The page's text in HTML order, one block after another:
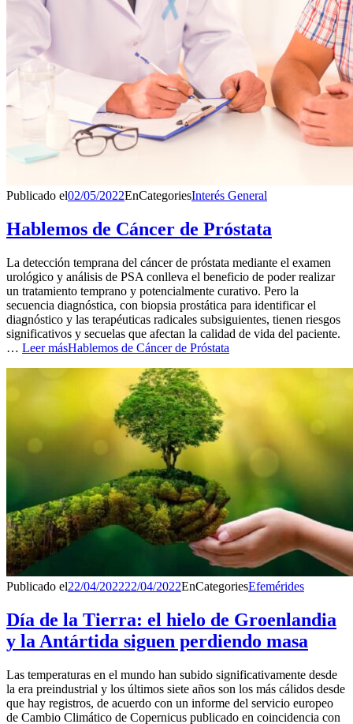
Publicado el02/05/2022EnCategoriesInterés General
Hablemos de Cáncer de Próstata
La detección temprana del cáncer de próstata mediante el examen
urológico y análisis de PSA conlleva el beneficio de poder realizar
un tratamiento temprano y potencialmente curativo. Pero la
secuencia diagnóstica, con biopsia prostática para identificar el
diagnóstico y las terapéuticas radicales subsiguientes, tienen riesgos
significativos y secuelas que afectan la calidad de vida del paciente.
… Leer másHablemos de Cáncer de Próstata
Publicado el22/04/202222/04/2022EnCategoriesEfemérides
Día de la Tierra: el hielo de Groenlandia
y la Antártida siguen perdiendo masa
Las temperaturas en el mundo han subido significativamente desde
la era preindustrial y los últimos siete años son los más cálidos desde
que hay registros, de acuerdo con un informe del servicio europeo
de Cambio Climático de Copernicus publicado en coincidencia con